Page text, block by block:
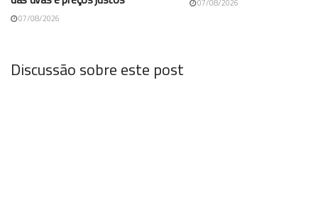
07/08/2026
07/08/2026
Discussão sobre este post